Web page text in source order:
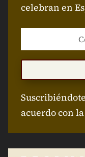
celebran en
acuerdo con la